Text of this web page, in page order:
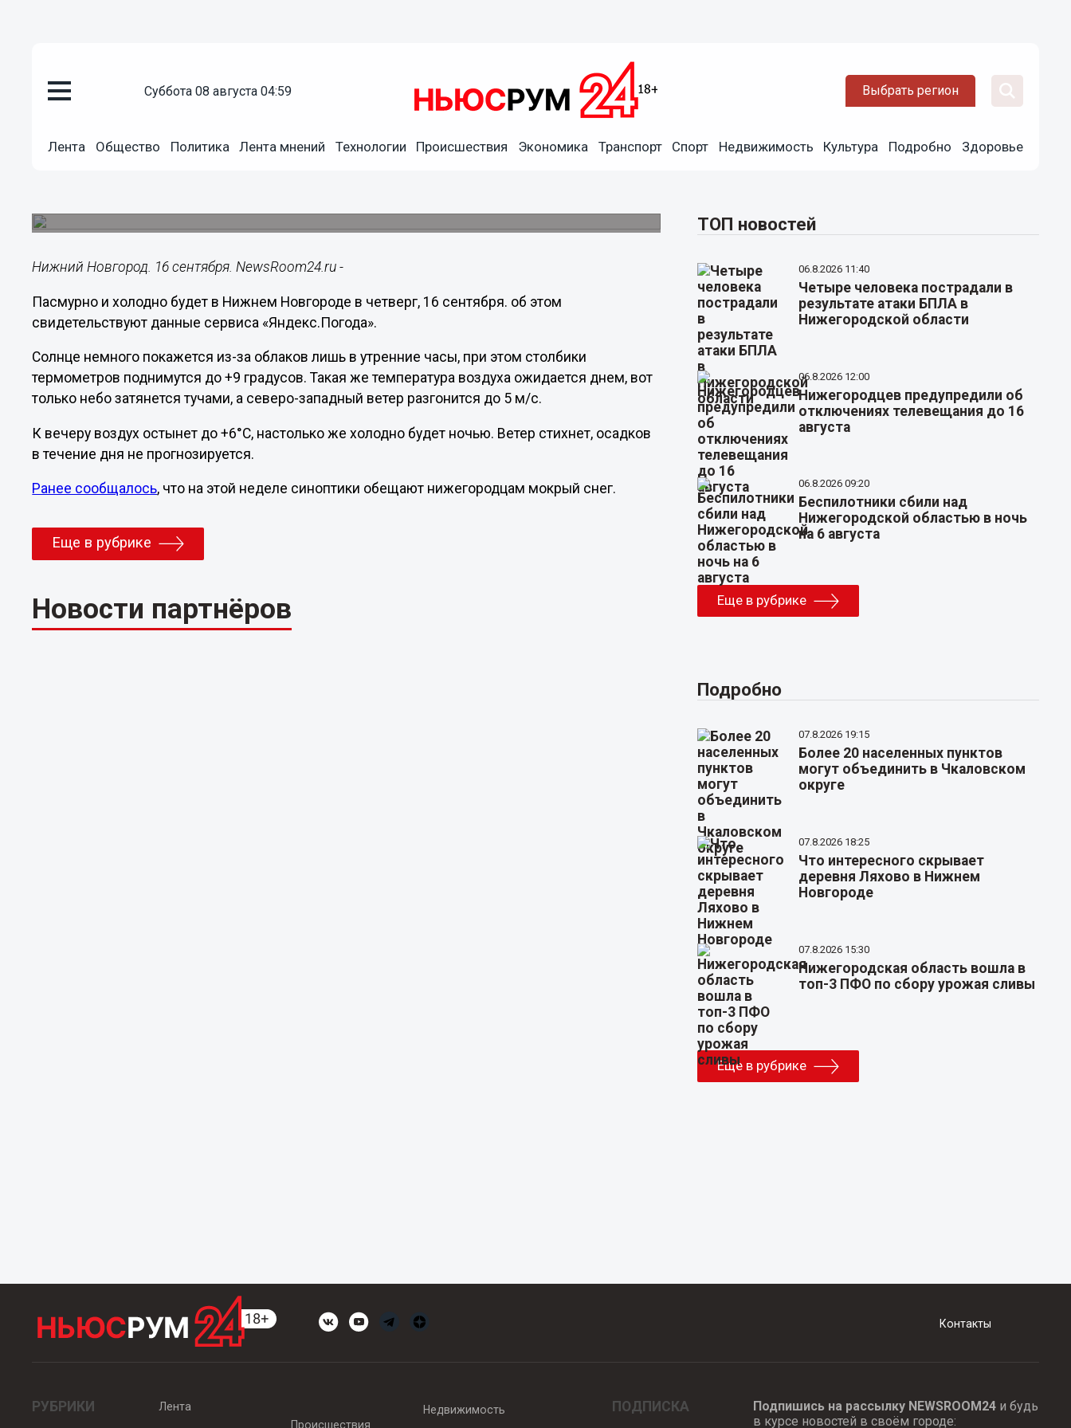
суббота 08 августа 04:59 Выбрать регион
Лента Общество Политика Лента мнений Технологии Происшествия Экономика Транспорт Спорт Недвижимость Культура Подробно Здоровье
Пасмурная погода с температурой до +9°C ожидается в
Нижний Новгород. 16 сентября. NewsRoom24.ru -
Пасмурно и холодно будет в Нижнем Новгороде в четверг, 16 сентября. об этом
свидетельствуют данные сервиса «Яндекс.Погода».
Солнце немного покажется из-за облаков лишь в утренние часы, при этом столбики
термометров поднимутся до +9 градусов. Такая же температура воздуха ожидается днем, вот
только небо затянется тучами, а северо-западный ветер разгонится до 5 м/с.
К вечеру воздух остынет до +6°C, настолько же холодно будет ночью. Ветер стихнет, осадков
в течение дня не прогнозируется.
Ранее сообщалось, что на этой неделе синоптики обещают нижегородцам мокрый снег.
Еще в рубрике
Новости партнёров
ТОП новостей
06.8.2026 11:40
Четыре человека пострадали в
результате атаки БПЛА в
Нижегородской области
06.8.2026 12:00
Нижегородцев предупредили об
отключениях телевещания до 16
августа
06.8.2026 09:20
Беспилотники сбили над
Нижегородской областью в ночь
на 6 августа
Еще в рубрике
Подробно
07.8.2026 19:15
Более 20 населенных пунктов
могут объединить в Чкаловском
округе
07.8.2026 18:25
Что интересного скрывает
деревня Ляхово в Нижнем
Новгороде
07.8.2026 15:30
Нижегородская область вошла в
топ-3 ПФО по сбору урожая сливы
Еще в рубрике
Контакты
РУБРИКИ
Лента
Происшествия
Недвижимость ПОДПИСКА Подпишись на рассылку NEWSROOM24и будь
в курсе новостей в своём городе: